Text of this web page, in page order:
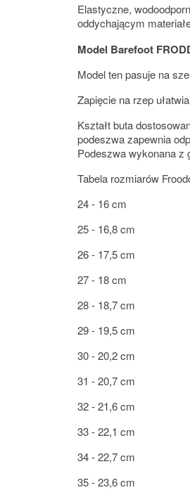
Elastyczne,
oddychającym
Model Barefoot
Model ten pasuje na
Zapięcie na rzep
Kształt buta
podeszwa zapewnia
Podeszwa wykonana z
Tabela rozmiarów
24 - 16 cm
25 - 16,8 cm
26 - 17,5 cm
27 - 18 cm
28 - 18,7 cm
29 - 19,5 cm
30 - 20,2 cm
31 - 20,7 cm
32 - 21,6 cm
33 - 22,1 cm
34 - 22,7 cm
35 - 23,6 cm